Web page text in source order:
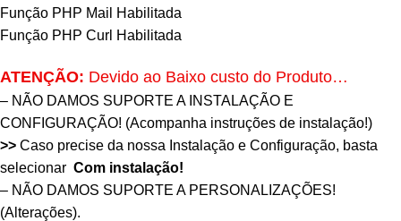
Função PHP Mail Habilitada
Função PHP Curl Habilitada
ATENÇÃO: Devido ao Baixo custo do Produto…
– NÃO DAMOS SUPORTE A INSTALAÇÃO E
CONFIGURAÇÃO! (Acompanha instruções de instalação!)
>> Caso precise da nossa Instalação e Configuração, basta
selecionar Com instalação!
– NÃO DAMOS SUPORTE A PERSONALIZAÇÕES!
(Alterações).